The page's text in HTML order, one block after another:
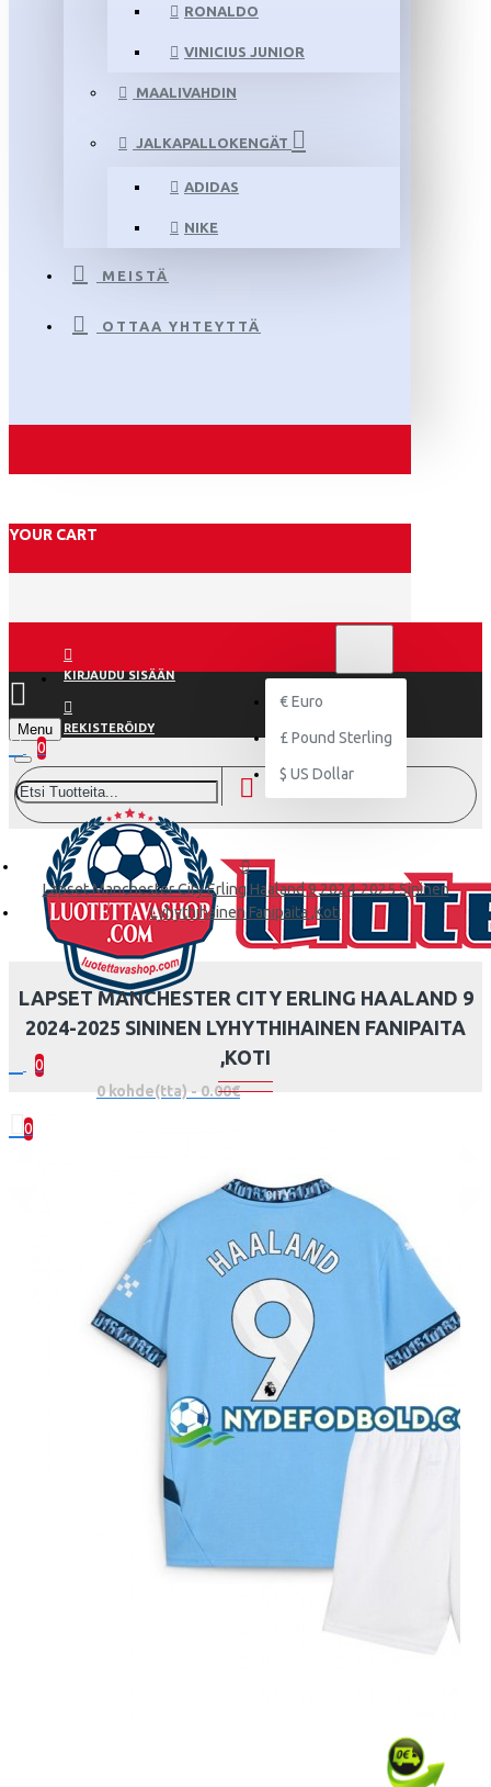
RONALDO
VINICIUS JUNIOR
MAALIVAHDIN
JALKAPALLOKENGÄT
ADIDAS
NIKE
MEISTÄ
OTTAA YHTEYTTÄ
YOUR CART
KIRJAUDU SISÄÄN
REKISTERÖIDY
€ Euro
£ Pound Sterling
$ US Dollar
Menu
0
0
0 kohde(tta) - 0.00€
0
Lapset Manchester City Erling Haaland 9 2024-2025 Sininen
Lyhythihainen Fanipaita ,Koti
LAPSET MANCHESTER CITY ERLING HAALAND 9
2024-2025 SININEN LYHYTHIHAINEN FANIPAITA
,KOTI